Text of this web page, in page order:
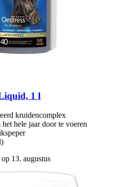
1 l
kruidencomplex
hele jaar door te voeren
13. augustus